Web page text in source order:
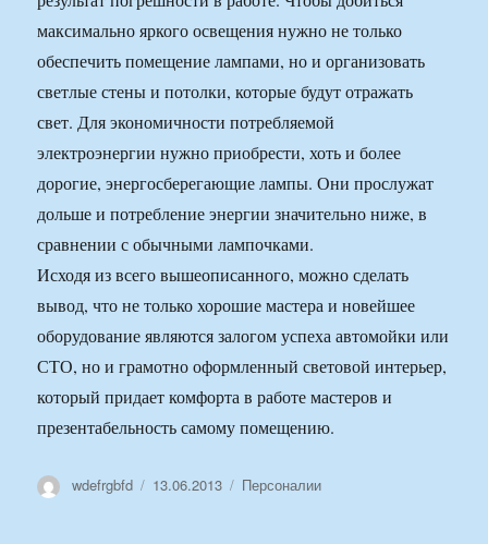
максимально яркого освещения нужно не только
обеспечить помещение лампами, но и организовать
светлые стены и потолки, которые будут отражать
свет. Для экономичности потребляемой
электроэнергии нужно приобрести, хоть и более
дорогие, энергосберегающие лампы. Они прослужат
дольше и потребление энергии значительно ниже, в
сравнении с обычными лампочками.
Исходя из всего вышеописанного, можно сделать
вывод, что не только хорошие мастера и новейшее
оборудование являются залогом успеха автомойки или
СТО, но и грамотно оформленный световой интерьер,
который придает комфорта в работе мастеров и
презентабельность самому помещению.
Автор
wdefrgbfd Опубликовано
13.06.2013 Рубрики
Персоналии